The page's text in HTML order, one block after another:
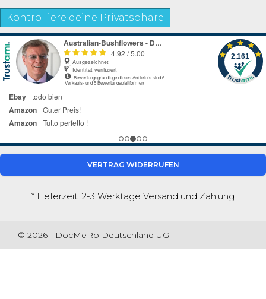
Kontrolliere deine Privatsphäre
VERTRAG WIDERRUFEN
* Lieferzeit: 2-3 Werktage Versand und Zahlung
© 2026 - DocMeRo Deutschland UG